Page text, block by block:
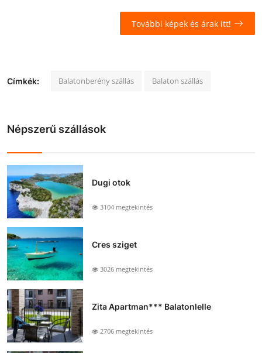
További képek és árak itt!
Címkék: Balatonberény szállás Balaton szállás
Népszerű szállások
Dugi otok
3104 megtekintés
Cres sziget
3026 megtekintés
Zita Apartman*** Balatonlelle
2706 megtekintés